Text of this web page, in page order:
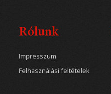
Rólunk
Impresszum
Felhasználási feltételek